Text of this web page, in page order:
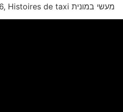
par des Israéliens en 1956, Histoires de taxi מעשי במונית